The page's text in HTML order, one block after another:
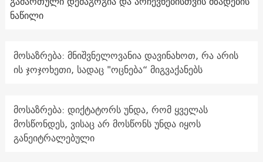
ნაწილი
მოსაზრება: მნიშვნელოვანია დავინახოთ, რა არის
ის ჯოჯოხეთი, სადაც "ოცნება“ მიგვაქანებს
მოსაზრება: დიქტატორს უნდა, რომ ყველას
მოსწონდეს, ვისაც არ მოსწონს უნდა იყოს
განეიტრალებული